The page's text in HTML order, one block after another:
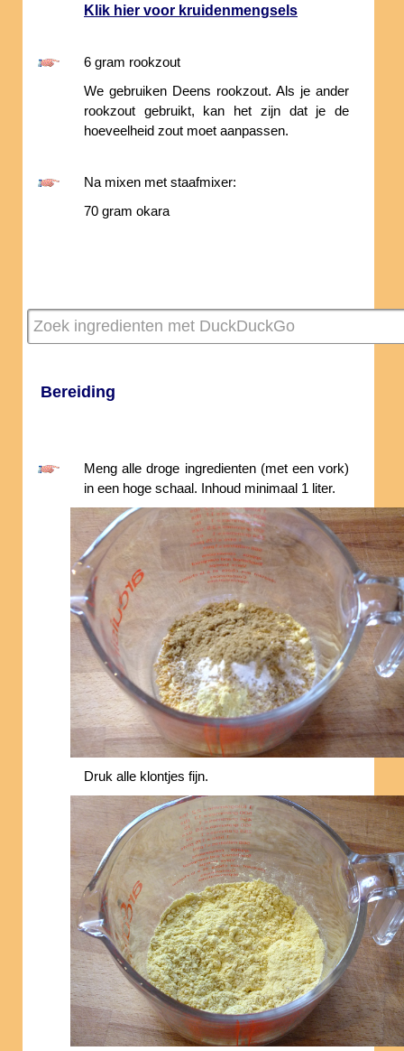
Klik hier voor kruidenmengsels
6 gram rookzout
We gebruiken Deens rookzout. Als je ander
rookzout gebruikt, kan het zijn dat je de
hoeveelheid zout moet aanpassen.
Na mixen met staafmixer:
70 gram okara
Bereiding
Meng alle droge ingredienten (met een vork)
in een hoge schaal. Inhoud minimaal 1 liter.
Druk alle klontjes fijn.